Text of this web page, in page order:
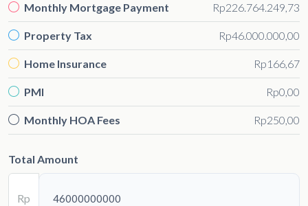
Monthly Mortgage Payment Rp226.764.249,73
Property Tax Rp46.000.000,00
Home Insurance Rp166,67
PMI Rp0,00
Monthly HOA Fees Rp250,00
Total Amount
Rp